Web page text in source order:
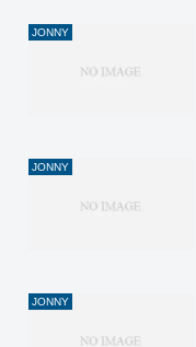
JONNY
JONNY
JONNY